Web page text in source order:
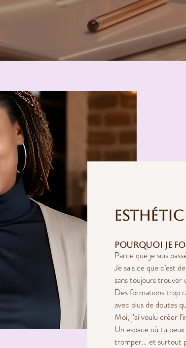
Pourquoi je
Parce que je suis
Je sais ce que c’est
sans toujours
Des formations trop
avec plus de doutes
Moi, j’ai voulu créer
Un espace où tu
tromper… et surtout